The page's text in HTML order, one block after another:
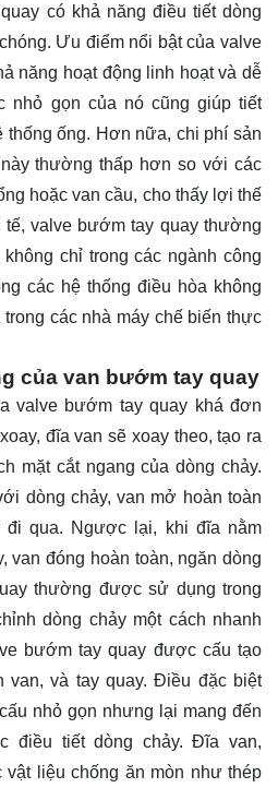
có khả năng điều tiết dòng
Ưu điểm nổi bật của valve
năng hoạt động linh hoạt và dễ
nhỏ gọn của nó cũng giúp tiết
thống ống. Hơn nữa, chi phí sản
thường thấp hơn so với các
hoặc van cầu, cho thấy lợi thế
tế, valve bướm tay quay thường
chỉ trong các ngành công
các hệ thống điều hòa không
các nhà máy chế biến thực
của van bướm tay quay
valve bướm tay quay khá đơn
đĩa van sẽ xoay theo, tạo ra
mặt cắt ngang của dòng chảy.
dòng chảy, van mở hoàn toàn
đi qua. Ngược lại, khi đĩa nằm
van đóng hoàn toàn, ngăn dòng
thường được sử dụng trong
dòng chảy một cách nhanh
bướm tay quay được cấu tạo
van, và tay quay. Điều đặc biệt
nhỏ gọn nhưng lại mang đến
điều tiết dòng chảy. Đĩa van,
liệu chống ăn mòn như thép